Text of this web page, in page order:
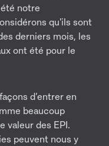
notre
qu'ils sont
derniers mois, les
ont été pour le
d’entrer en
beaucoup
valeur des EPI.
peuvent nous y